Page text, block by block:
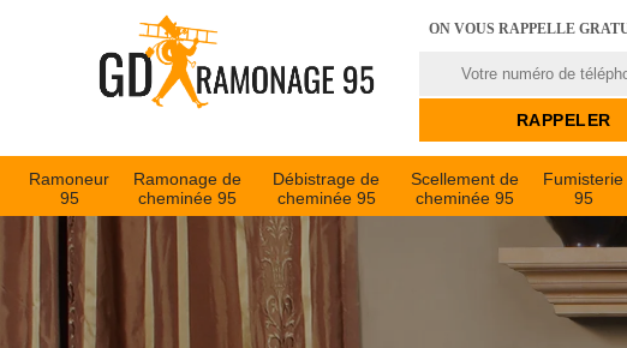
ON VOUS RAPPELLE
Ramoneur
95
Ramonage de
cheminée 95
Débistrage de
cheminée 95
Scellement de
cheminée 95
Fumisterie
95